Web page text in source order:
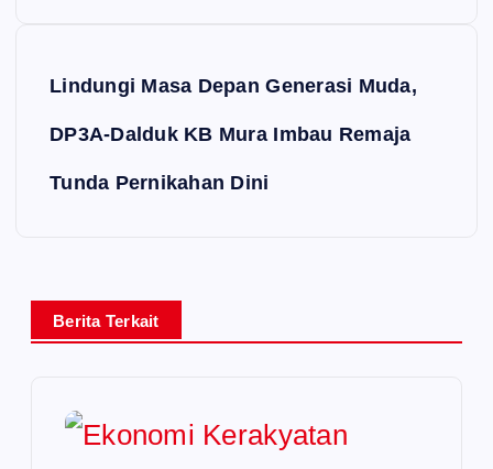
Lindungi Masa Depan Generasi Muda,
DP3A-Dalduk KB Mura Imbau Remaja
Tunda Pernikahan Dini
Berita Terkait